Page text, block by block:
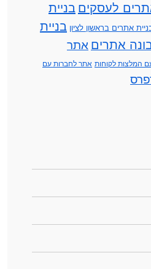
לעסקים בניית
אתרים בראשון לציון בניית
אתרים אתר
המלצות לקוחות אתר לחברות עם